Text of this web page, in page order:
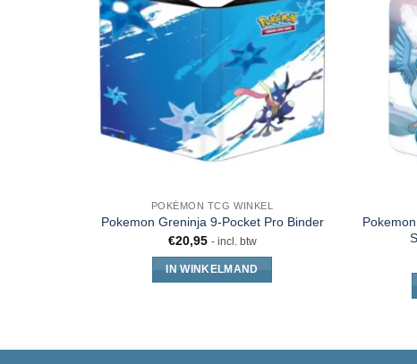
POKÉMON TCG WINKEL
Pokemon Greninja 9-Pocket Pro Binder
€20,95 - incl. btw
IN WINKELMAND